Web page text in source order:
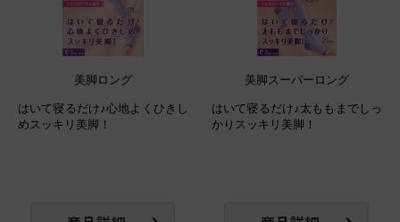
美脚ロング
はいて寝るだけ♪心地よくひきし
めスッキリ美脚！
美脚スーパーロング
はいて寝るだけ♪太ももまでしっ
かりスッキリ美脚！